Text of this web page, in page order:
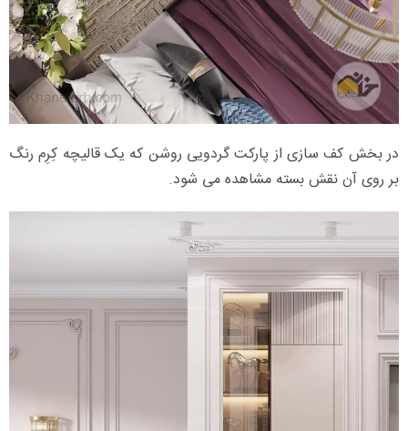
در بخش کف سازی از پارکت گردویی روشن که یک قالیچه کِرِم رنگ
بر روی آن نقش بسته مشاهده می شود.